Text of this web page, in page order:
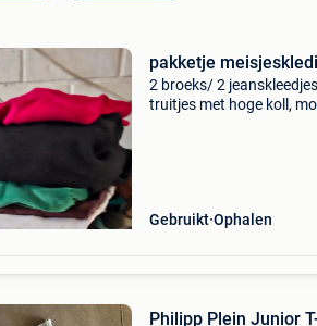
pakketje
2 broeks/ 2
truitjes met hoge koll,
Gebruikt Ophalen
Philipp Plein Junior